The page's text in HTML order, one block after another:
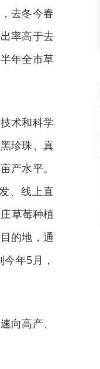
去冬今春
率高于去
年全市草
术和科学
珍珠、真
产水平。
、线上直
草莓种植
的地，通
年5月，
向高产、